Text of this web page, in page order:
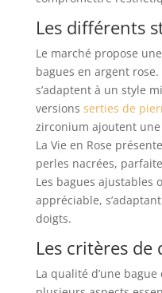
Les différents
Le marché propose
bagues en argent
s’adaptent à un style
versions serties de
zirconium ajoutent une
La Vie en Rose
perles nacrées,
Les bagues ajustables
appréciable,
doigts.
Les critères
La qualité d’une